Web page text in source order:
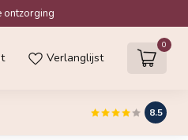
ontzorging
Verlanglijst
0
8.5